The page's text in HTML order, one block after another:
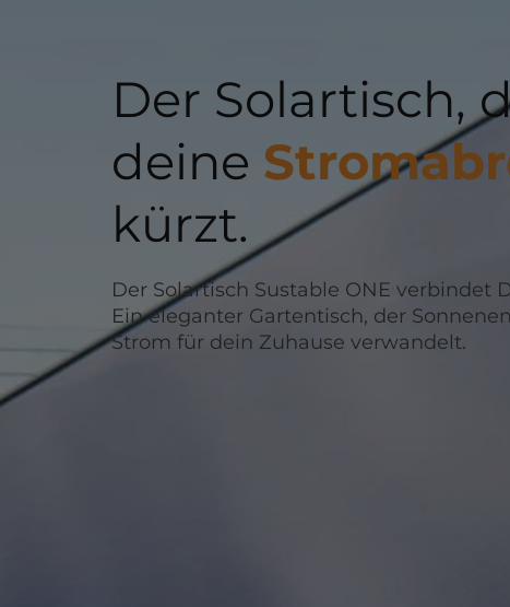
Der Solartisch,
deine
kürzt.
Der Solartisch Sustable ONE verbindet
Ein eleganter Gartentisch, der
Strom für dein Zuhause verwandelt.